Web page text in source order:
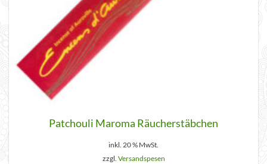
Patchouli Maroma Räucherstäbchen
inkl. 20 % MwSt.
zzgl. Versandspesen